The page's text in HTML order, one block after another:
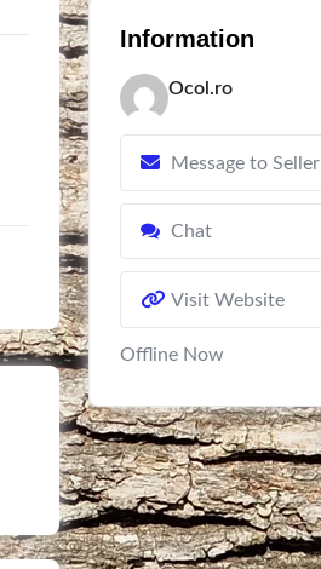
Information
Ocol.ro
Message to Seller
Chat
Visit Website
Offline Now